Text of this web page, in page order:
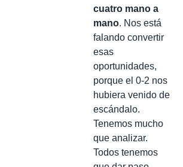
cuatro mano a
mano. Nos está
falando convertir
esas
oportunidades,
porque el 0-2 nos
hubiera venido de
escándalo.
Tenemos mucho
que analizar.
Todos tenemos